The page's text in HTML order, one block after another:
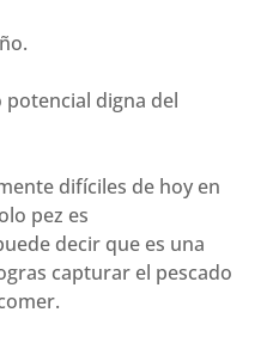
digna del
difíciles de hoy en
pez es
decir que es una
capturar el pescado